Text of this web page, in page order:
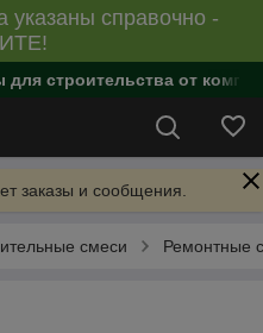
указаны справочно -
для строительства от
заказы и сообщения.
смеси Ремонтные